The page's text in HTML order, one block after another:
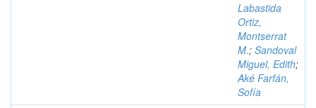
Labastida
Ortiz,
Montserrat
M.; Sandoval
Miguel, Edith;
Aké Farfán,
Sofía